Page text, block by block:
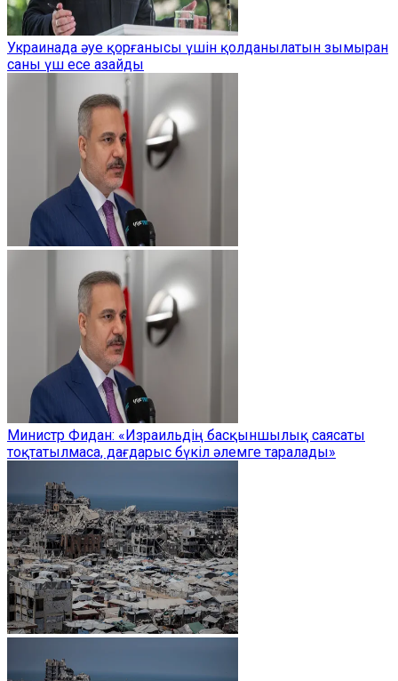
Украинада әуе қорғанысы үшін қолданылатын зымыран
саны үш есе азайды
Министр Фидан: «Израильдің басқыншылық саясаты
тоқтатылмаса, дағдарыс бүкіл әлемге таралады»